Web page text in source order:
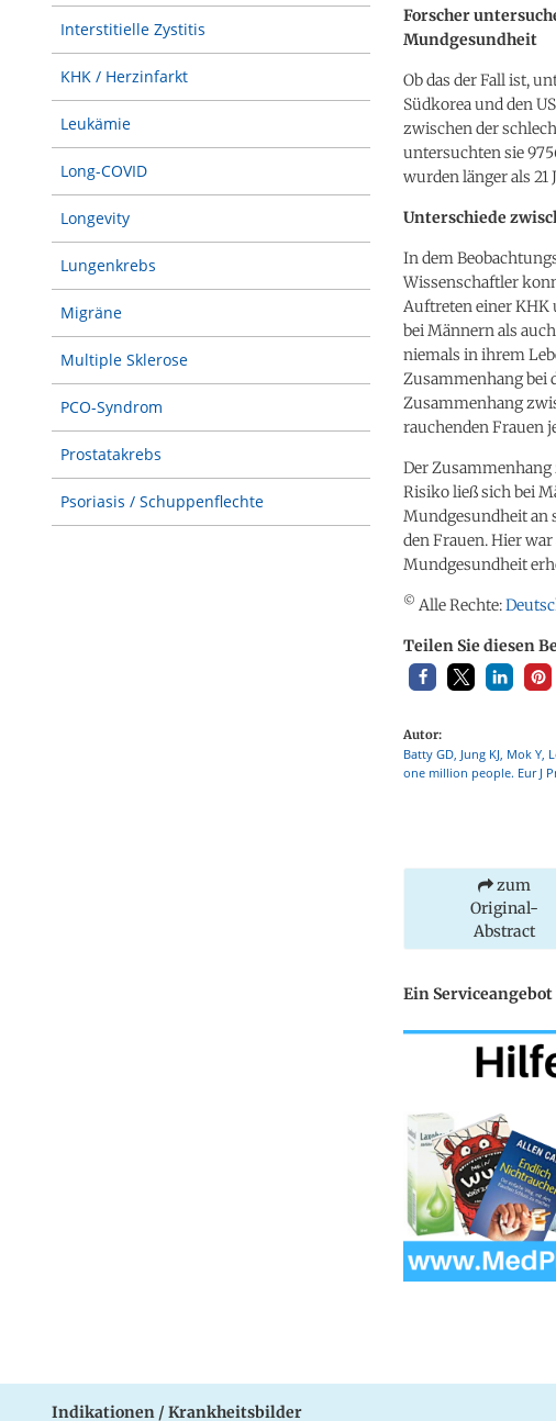
Interstitielle Zystitis
KHK / Herzinfarkt
Leukämie
Long-COVID
Longevity
Lungenkrebs
Migräne
Multiple Sklerose
PCO-Syndrom
Prostatakrebs
Psoriasis / Schuppenflechte
Forscher
Mundgesundheit
Ob das der Fall ist,
Südkorea und den
zwischen der
untersuchten sie
wurden länger als 21
Unterschiede
In dem
Wissenschaftler
Auftreten einer KHK
bei Männern als
niemals in ihrem
Zusammenhang bei
Zusammenhang
rauchenden Frauen
Der
Risiko ließ sich bei
Mundgesundheit an
den Frauen. Hier
Mundgesundheit
© Alle Rechte:
Teilen Sie diesen
Autor:
Batty GD, Jung KJ, Mok Y,
one million people. Eur J
zum
Original-
Abstract
Ein
Indikationen / Krankheitsbilder